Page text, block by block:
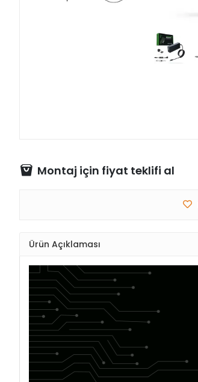
Montaj için fiyat teklifi al
Ürün Açıklaması